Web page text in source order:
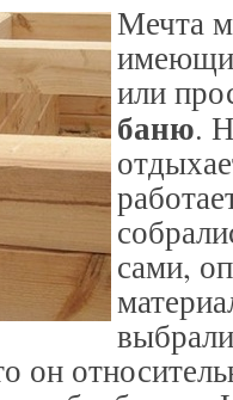
Мечта
или
баню.
сами,
он